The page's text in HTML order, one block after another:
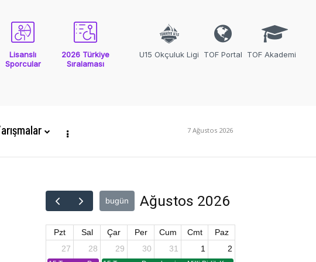
Lisanslı
Sporcular
2026 Türkiye
Sıralaması
U15 Okçuluk Ligi TOF Portal TOF Akademi
7 Ağustos 2026
bugün Ağustos 2026
Pzt Sal Çar Per Cum Cmt
Paz
27
28 29 30 31 1 2